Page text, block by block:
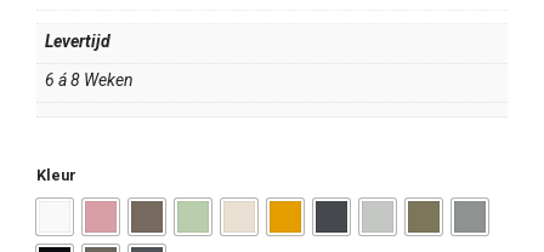
Levertijd
6 á 8 Weken
Kleur